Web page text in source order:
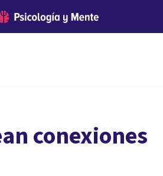
conexiones